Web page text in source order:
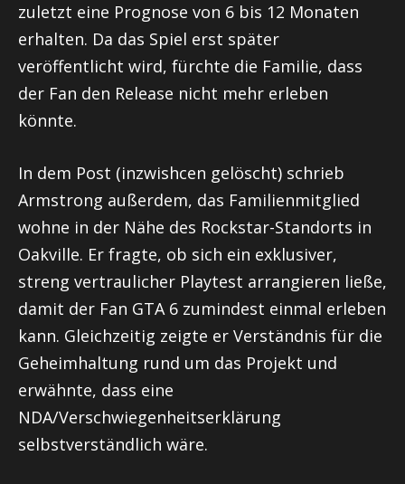
zuletzt eine Prognose von 6 bis 12 Monaten
erhalten. Da das Spiel erst später
veröffentlicht wird, fürchte die Familie, dass
der Fan den Release nicht mehr erleben
könnte.
In dem Post (inzwishcen gelöscht) schrieb
Armstrong außerdem, das Familienmitglied
wohne in der Nähe des Rockstar-Standorts in
Oakville. Er fragte, ob sich ein exklusiver,
streng vertraulicher Playtest arrangieren ließe,
damit der Fan GTA 6 zumindest einmal erleben
kann. Gleichzeitig zeigte er Verständnis für die
Geheimhaltung rund um das Projekt und
erwähnte, dass eine
NDA/Verschwiegenheitserklärung
selbstverständlich wäre.